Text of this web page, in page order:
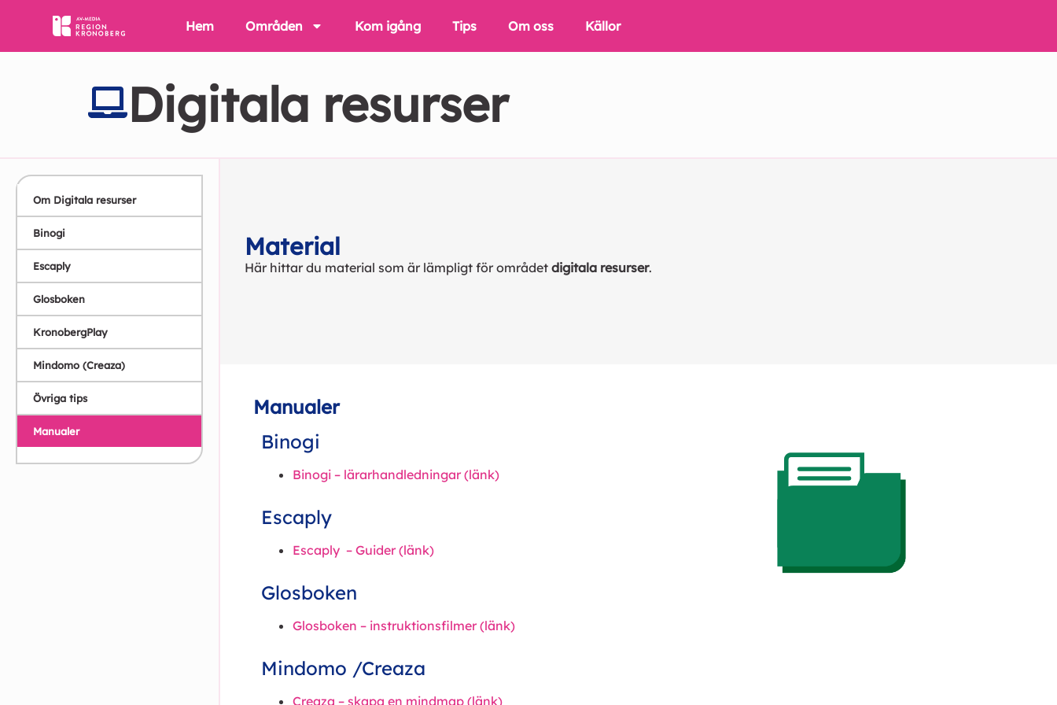
Hem Områden Kom igång Tips Om oss Källor
Digitala resurser
Om Digitala resurser
Binogi
Escaply
Glosboken
KronobergPlay
Mindomo (Creaza)
Övriga tips
Manualer
Material
Här hittar du material som är lämpligt för områdetdigitala resurser.
Manualer
Binogi
Binogi – lärarhandledningar (länk)
Escaply
Escaply – Guider (länk)
Glosboken
Glosboken – instruktionsfilmer (länk)
Mindomo /Creaza
Creaza – skapa en mindmap (länk)